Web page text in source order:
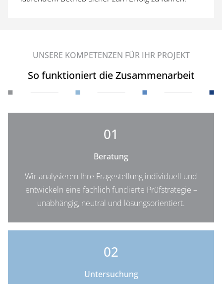
UNSERE KOMPETENZEN FÜR IHR PROJEKT
So funktioniert die Zusammenarbeit
01
Beratung
Wir analysieren Ihre Fragestellung individuell und
entwickeln eine fachlich fundierte Prüfstrategie –
unabhängig, neutral und lösungsorientiert.
02
Untersuchung